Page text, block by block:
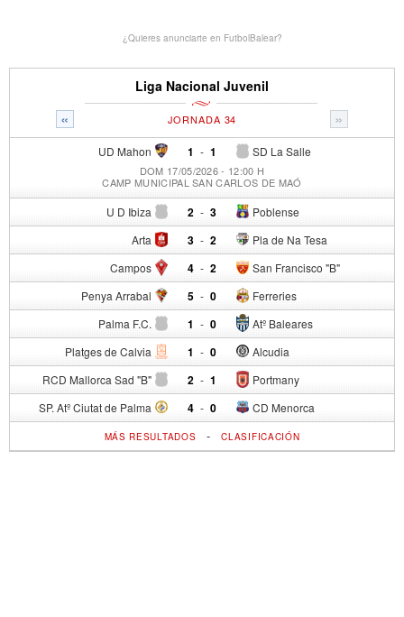
¿Quieres anunciarte en FutbolBalear?
Liga Nacional Juvenil
« »
JORNADA 34
UD Mahon 1 - SD La Salle
1
DOM 17/05/2026 - 12:00 H
CAMP MUNICIPAL SAN CARLOS DE MAÓ
U D Ibiza 2 - Poblense
3
Arta 3 - Pla de Na Tesa
2
Campos 4 - San Francisco "B"
2
Penya Arrabal 5 - Ferreries
0
Palma F.C. 1 - Atº Baleares
0
Platges de Calvia 1 - Alcudia
0
RCD Mallorca Sad "B" 2 - Portmany
1
SP. Atº Ciutat de Palma 4 - CD Menorca
0
MÁS RESULTADOS -CLASIFICACIÓN